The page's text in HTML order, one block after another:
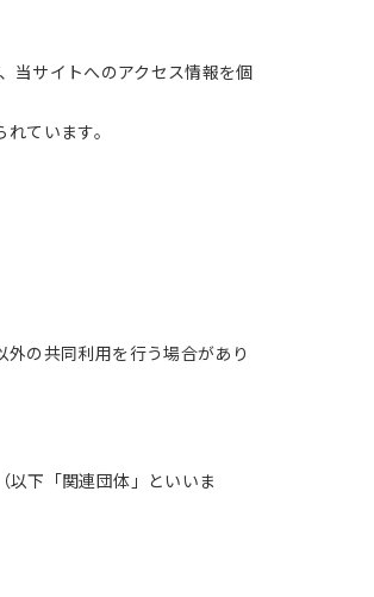
当サイトへのアクセス情報を個
ています。
の共同利用を行う場合があり
以下「関連団体」といいま